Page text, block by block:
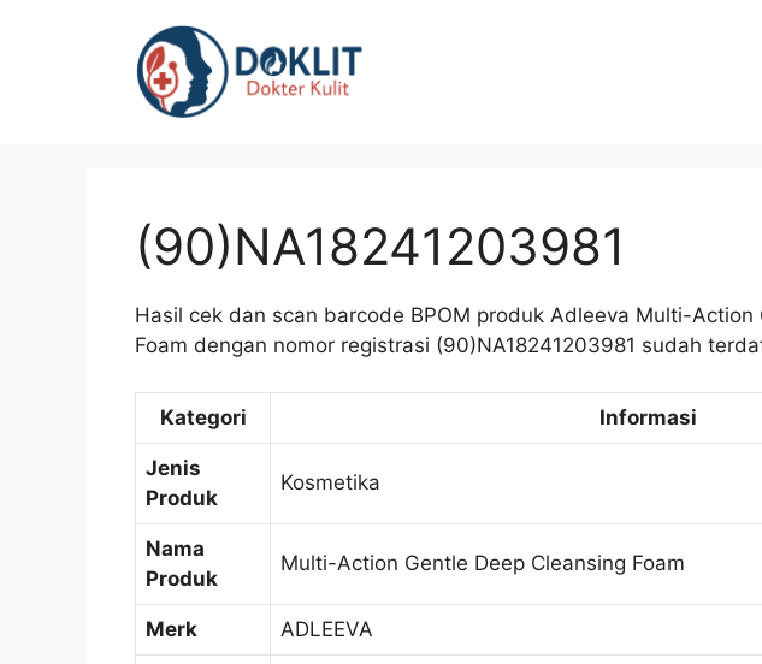
(90)NA18241203981
Hasil cek dan scan barcode BPOM produk Adleeva Multi-Action
Foam dengan nomor registrasi (90)NA18241203981 sudah
Kategori Informasi
Jenis
Produk
Kosmetika
Nama
Produk
Multi-Action Gentle Deep Cleansing Foam
Merk ADLEEVA